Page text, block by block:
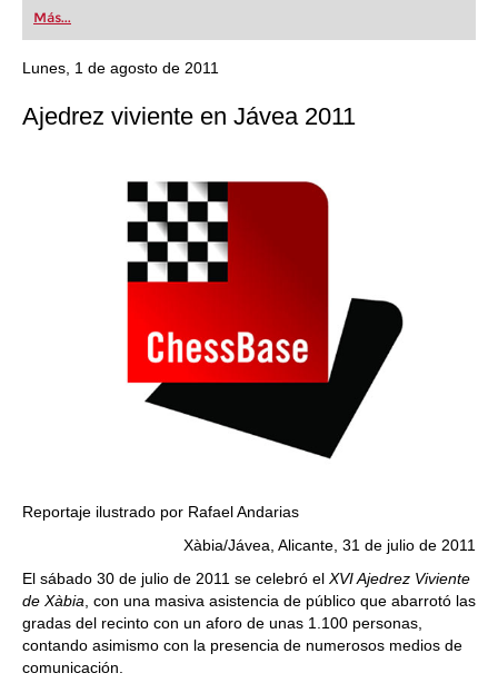
first steps into the world of club chess, or already
playing at a tournament level: with FRITZ, you can
train more efficiently, intelligently and with a
more personalised approach than ever before.
Más...
Lunes, 1 de agosto de 2011
Ajedrez viviente en Jávea 2011
Reportaje ilustrado por Rafael Andarias
Xàbia/Jávea, Alicante, 31 de julio de 2011
El sábado 30 de julio de 2011 se celebró el XVI Ajedrez Viviente
de Xàbia , con una masiva asistencia de público que abarrotó las
gradas del recinto con un aforo de unas 1.100 personas,
contando asimismo con la presencia de numerosos medios de
comunicación.